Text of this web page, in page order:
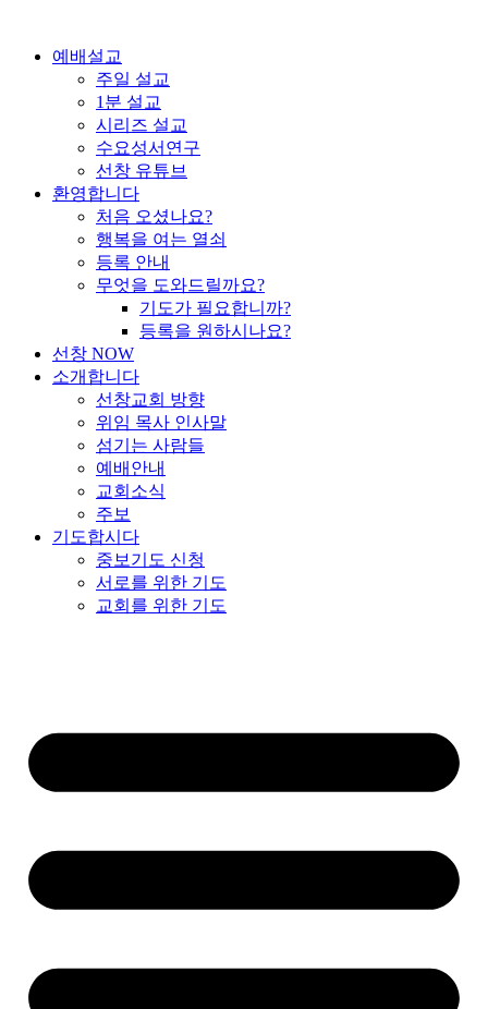
예배설교
주일 설교
1분 설교
시리즈 설교
수요성서연구
선창 유튜브
환영합니다
처음 오셨나요?
행복을 여는 열쇠
등록 안내
무엇을 도와드릴까요?
기도가 필요합니까?
등록을 원하시나요?
선창 NOW
소개합니다
선창교회 방향
위임 목사 인사말
섬기는 사람들
예배안내
교회소식
주보
기도합시다
중보기도 신청
서로를 위한 기도
교회를 위한 기도